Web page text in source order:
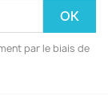
par le biais de